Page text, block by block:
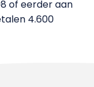
of eerder aan
4.600